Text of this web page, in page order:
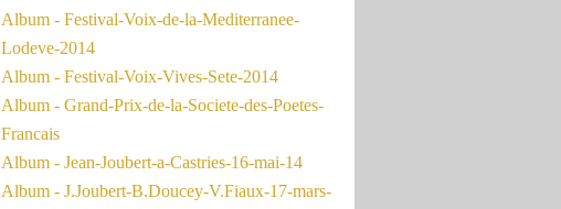
Album - Festival-Voix-de-la-Mediterranee-
Lodeve-2014
Album - Festival-Voix-Vives-Sete-2014
Album - Grand-Prix-de-la-Societe-des-Poetes-
Francais
Album - Jean-Joubert-a-Castries-16-mai-14
Album - J.Joubert-B.Doucey-V.Fiaux-17-mars-